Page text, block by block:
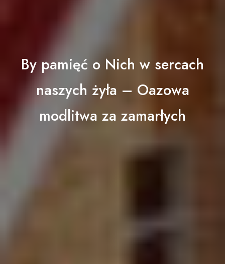
By pamięć o Nich w sercach
naszych żyła – Oazowa
modlitwa za zamarłych